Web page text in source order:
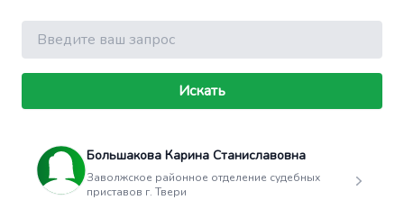
Поиск
Искать
Большакова Карина Станиславовна
Заволжское районное отделение судебных
приставов г. Твери